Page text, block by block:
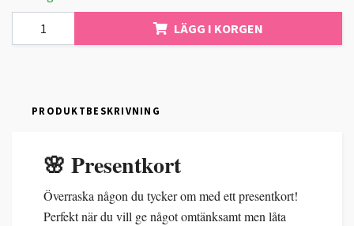
LÄGG I KORGEN
PRODUKTBESKRIVNING
🌸 Presentkort
Överraska någon du tycker om med ett presentkort!
Perfekt när du vill ge något omtänksamt men låta